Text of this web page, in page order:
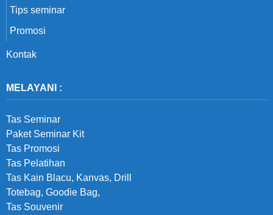
Tips seminar
Promosi
Kontak
MELAYANI :
Tas Seminar
Paket Seminar Kit
Tas Promosi
Tas Pelatihan
Tas Kain Blacu, Kanvas, Drill
Totebag, Goodie Bag,
Tas Souvenir